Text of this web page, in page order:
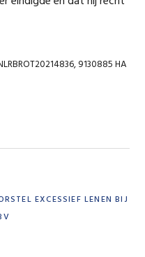
9130885 HA
EXCESSIEF LENEN BIJ